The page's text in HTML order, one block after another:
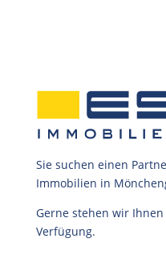
Sie suchen einen
Immobilien in
Gerne stehen wir
Verfügung.